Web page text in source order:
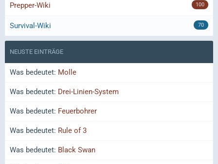
Prepper-Wiki 100
Survival-Wiki 70
NEUSTE EINTRÄGE
Was bedeutet: Molle
Was bedeutet: Drei-Linien-System
Was bedeutet: Feuerbohrer
Was bedeutet: Rule of 3
Was bedeutet: Black Swan